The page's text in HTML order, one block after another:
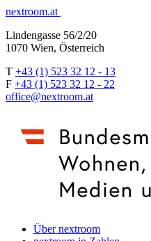
nextroom.at
Lindengasse 56/2/20
1070 Wien, Österreich
T +43 (1) 523 32 12 - 13
F +43 (1) 523 32 12 - 22
office@nextroom.at
Über nextroom